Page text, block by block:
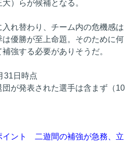
）らが候補となる。
れ替わり、チーム内の危機感は
優勝が至上命題。そのために何
強する必要がありそうだ。
31日時点
が発表された選手は含まず（10
イント 二遊間の補強が急務、立